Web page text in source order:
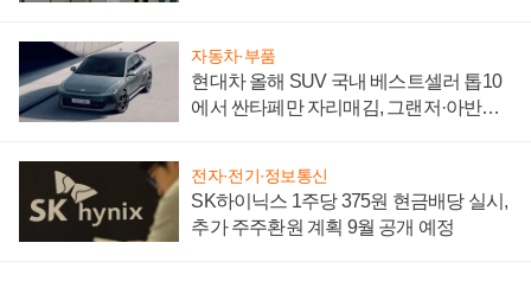
자동차·부품
현대차 올해 SUV 국내 베스트셀러 톱10
에서 싼타페만 자리매김, 그랜저·아반떼
전자·전기·정보통신
SK하이닉스 1주당 375원 현금배당 실시,
추가 주주환원 계획 9월 공개 예정